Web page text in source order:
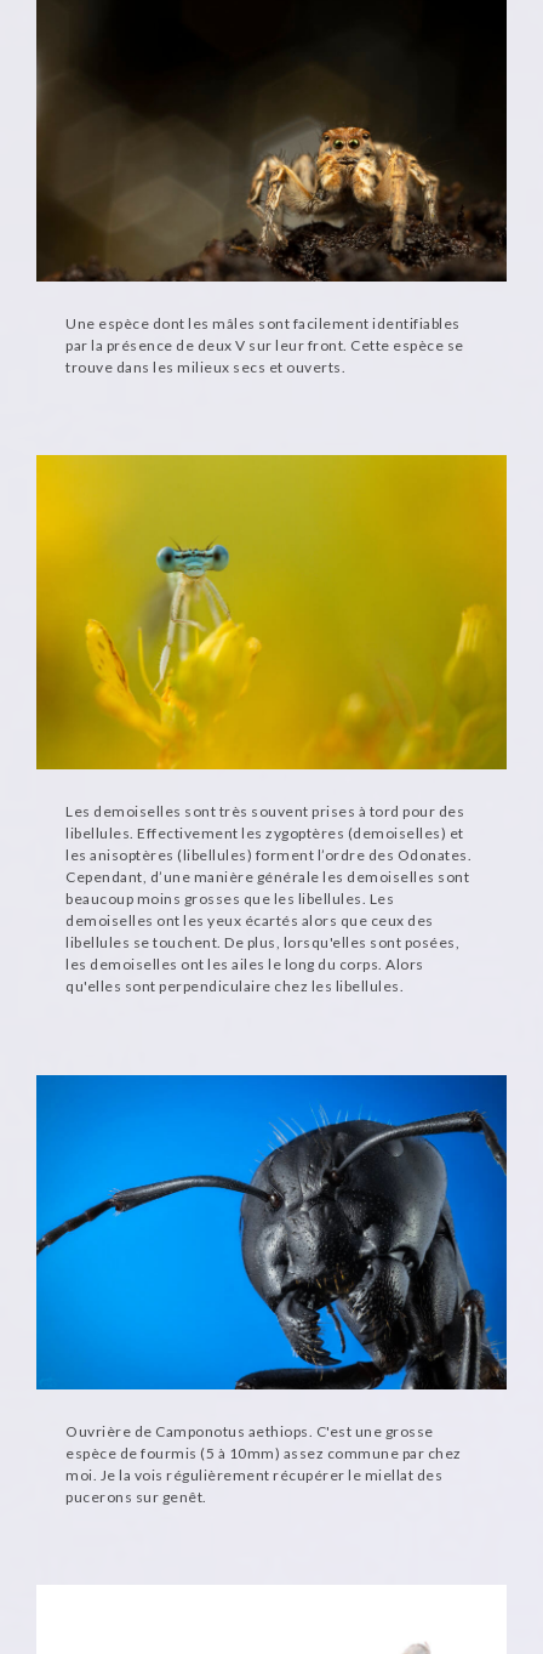
Une espèce dont les mâles sont facilement identifiables
par la présence de deux V sur leur front. Cette espèce se
trouve dans les milieux secs et ouverts.
Les demoiselles sont très souvent prises à tord pour des
libellules. Effectivement les zygoptères (demoiselles) et
les anisoptères (libellules) forment l’ordre des Odonates.
Cependant, d’une manière générale les demoiselles sont
beaucoup moins grosses que les libellules. Les
demoiselles ont les yeux écartés alors que ceux des
libellules se touchent. De plus, lorsqu'elles sont posées,
les demoiselles ont les ailes le long du corps. Alors
qu'elles sont perpendiculaire chez les libellules.
Ouvrière de Camponotus aethiops. C'est une grosse
espèce de fourmis (5 à 10mm) assez commune par chez
moi. Je la vois régulièrement récupérer le miellat des
pucerons sur genêt.